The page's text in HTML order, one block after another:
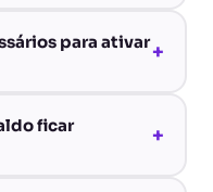
para ativar+
ficar
+